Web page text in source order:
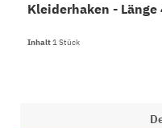
Kleiderhaken -
Inhalt1 Stück